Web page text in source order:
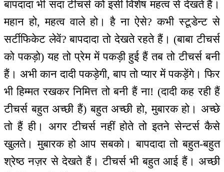
बापदादा भी सदा टीचर्स को इसी विशेष महत्व से देखते हैं।
महान हो, महत्व वाले हो। है ना ऐसे? कभी स्टूडेन्ट से
सर्टीफिकेट लेवें? बापदादा तो देखते रहते हैं। (बाबा टीचर्स
को पकड़ो) यह तो प्रेम में पकड़ी हुई हैं तब तो टीचर्स बनी
हैं। अभी कान दादी पकड़ेगी, बाप तो प्यार में पकड़ेंगे। फिर
भी हिम्मत रखकर निमित्त तो बनी हैं ना! (दादी कह रही हैं
टीचर्स बहुत अच्छी हैं) बहुत अच्छी हो, मुबारक हो। अच्छे
तो हैं ही। अगर टीचर्स नहीं होते तो इतने सेन्टर्स कैसे
खुलते। मुबारक हो आप सबको। बापदादा तो बहुत-बहुत
श्रेष्ठ नज़र से देखते हैं। टीचर्स भी बहुत आई हैं। अच्छी